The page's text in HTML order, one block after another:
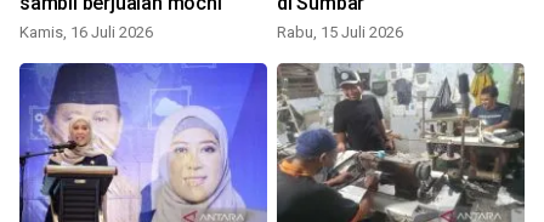
Kamis, 16 Juli 2026 Rabu, 15 Juli 2026